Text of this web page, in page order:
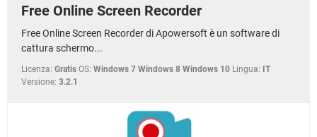
Free Online Screen Recorder
Free Online Screen Recorder di Apowersoft è un software di
cattura schermo...
Licenza: Gratis OS: Windows 7 Windows 8 Windows 10 Lingua: IT
Versione: 3.2.1